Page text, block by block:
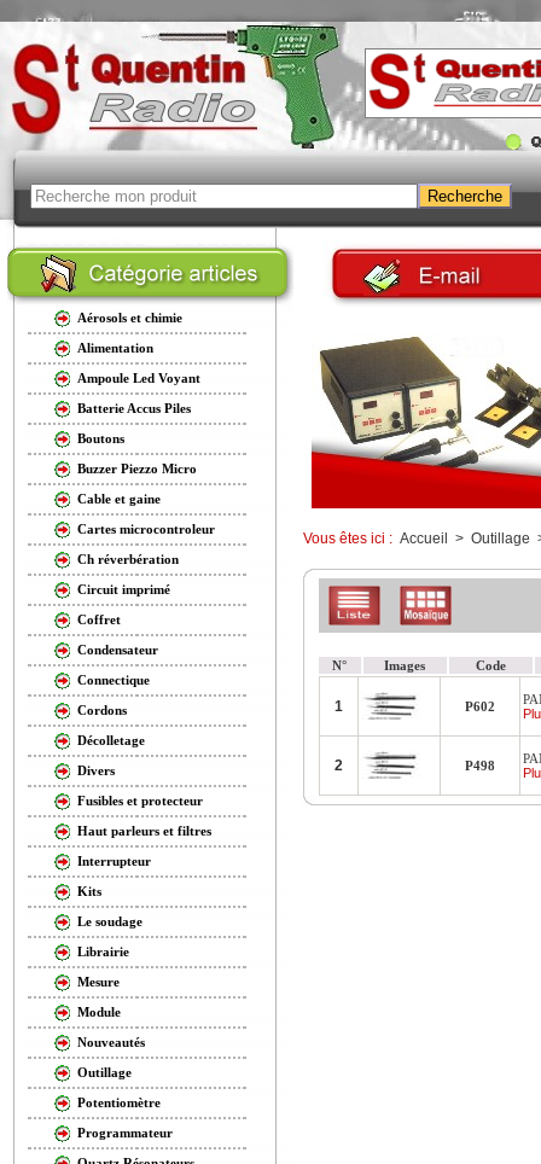
Aérosols et chimie
Alimentation
Ampoule Led Voyant
Batterie Accus Piles
Boutons
Buzzer Piezzo Micro
Cable et gaine
Cartes microcontroleur
Ch réverbération
Circuit imprimé
Coffret
Condensateur
Connectique
Cordons
Décolletage
Divers
Fusibles et protecteur
Haut parleurs et filtres
Interrupteur
Kits
Le soudage
Librairie
Mesure
Module
Nouveautés
Outillage
Potentiomètre
Programmateur
Vous êtes ici : Accueil > Outillage
N° Images Code
1 P602
2 P498